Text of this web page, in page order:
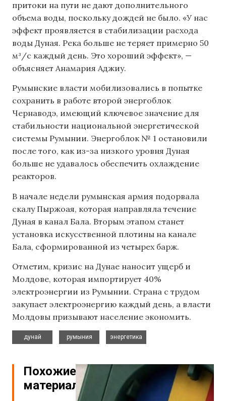
притоки на пути не дают дополнительного
объема воды, поскольку дождей не было. «У нас
эффект проявляется в стабилизации расхода
воды Дуная. Река больше не теряет примерно 50
м³/с каждый день. Это хороший эффект», —
объясняет Анамария Аджиу.
Румынские власти мобилизовались в попытке
сохранить в работе второй энергоблок
Чернаводэ, имеющий ключевое значение для
стабильности национальной энергетической
системы Румынии. Энергоблок № 1 остановили
после того, как из-за низкого уровня Дуная
больше не удавалось обеспечить охлаждение
реакторов.
В начале недели румынская армия подорвала
скалу Пыржоая, которая направляла течение
Дуная в канал Бала. Вторым этапом станет
установка искусственной плотины на канале
Бала, сформированной из четырех барж.
Отметим, кризис на Дунае наносит ущерб и
Молдове, которая импортирует 40%
электроэнергии из Румынии. Страна с трудом
закупает электроэнергию каждый день, а власти
Молдовы призывают население экономить.
дунай
румыния
энергетика
Похожие
материалы